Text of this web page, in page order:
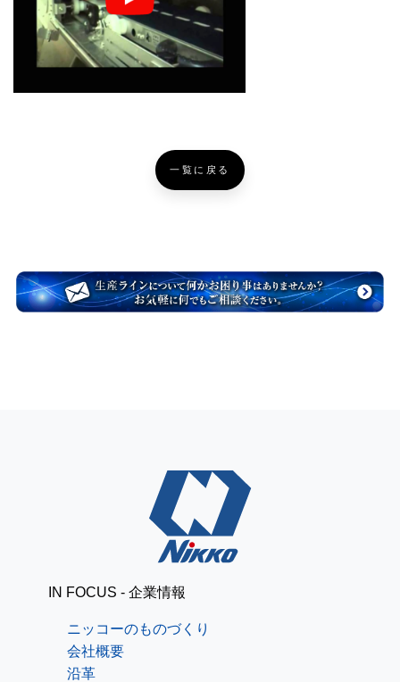
一覧に戻る
IN FOCUS - 企業情報
ニッコーのものづくり
会社概要
沿革